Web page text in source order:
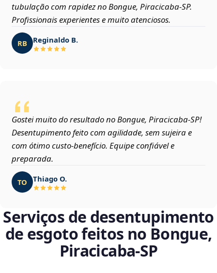
tubulação com rapidez no Bongue, Piracicaba‑SP.
Profissionais experientes e muito atenciosos.
RB Reginaldo B.
Gostei muito do resultado no Bongue, Piracicaba‑SP!
Desentupimento feito com agilidade, sem sujeira e
com ótimo custo-benefício. Equipe confiável e
preparada.
TO Thiago O.
Serviços de desentupimento
de esgoto feitos no Bongue,
Piracicaba‑SP